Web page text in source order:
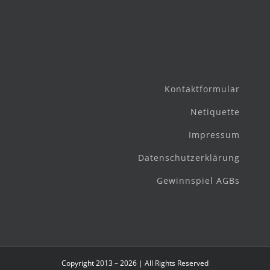
Kontaktformular
Netiquette
Impressum
Datenschutzerklärung
Gewinnspiel AGBs
Copyright 2013 – 2026 | All Rights Reserved